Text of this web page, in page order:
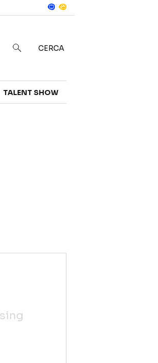
CERCA
TALENT SHOW